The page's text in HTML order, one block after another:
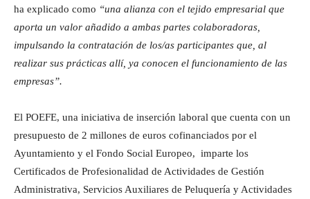
ha explicado como “una alianza con el tejido empresarial que
aporta un valor añadido a ambas partes colaboradoras,
impulsando la contratación de los/as participantes que, al
realizar sus prácticas allí, ya conocen el funcionamiento de las
empresas”.
El POEFE, una iniciativa de inserción laboral que cuenta con un
presupuesto de 2 millones de euros cofinanciados por el
Ayuntamiento y el Fondo Social Europeo, imparte los
Certificados de Profesionalidad de Actividades de Gestión
Administrativa, Servicios Auxiliares de Peluquería y Actividades